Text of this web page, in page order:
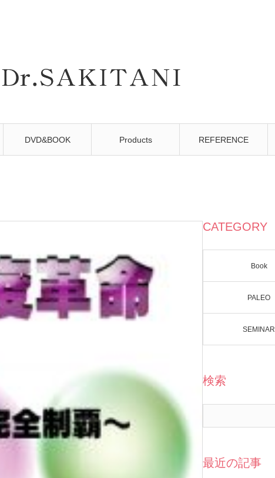
DVD&BOOK Products REFERENCE
CATEGORY
Book
PALEO
SEMINAR
検索
最近の記事